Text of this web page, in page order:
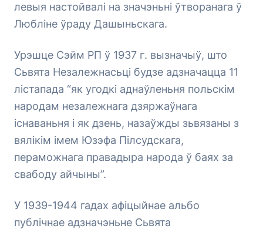
левыя настойвалі на значэньні ўтворанага ў
Любліне ўраду Дашыньскага.
Урэшце Сэйм РП ў 1937 г. вызначыў, што
Сьвята Незалежнасьці будзе адзначацца 11
лістапада “як угодкі аднаўленьня польскім
народам незалежнага дзяржаўнага
існаваньня і як дзень, назаўжды зьвязаны з
вялікім імем Юзэфа Пілсудскага,
пераможнага правадыра народа ў баях за
свабоду айчыны”.
У 1939-1944 гадах афіцыйнае альбо
публічнае адзначэньне Сьвята